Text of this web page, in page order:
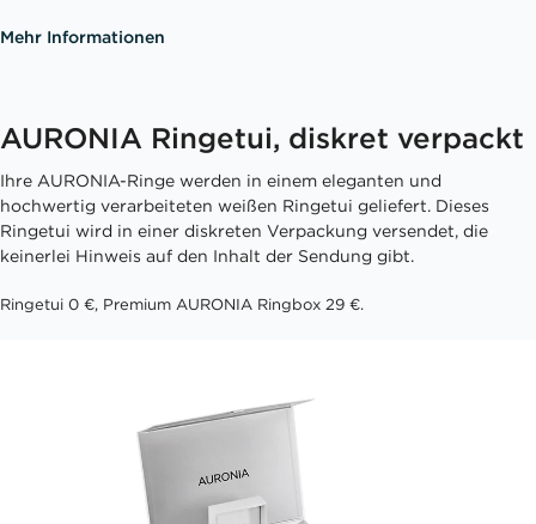
Mehr Informationen
AURONIA Ringetui, diskret verpackt
Ihre AURONIA-Ringe werden in einem eleganten und
hochwertig verarbeiteten weißen Ringetui geliefert. Dieses
Ringetui wird in einer diskreten Verpackung versendet, die
keinerlei Hinweis auf den Inhalt der Sendung gibt.
Ringetui 0 €, Premium AURONIA Ringbox 29 €.